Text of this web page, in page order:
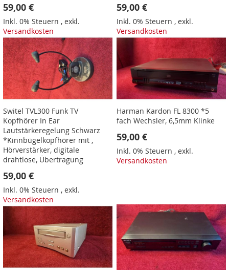
59,00 €
Inkl. 0% Steuern , exkl.
Versandkosten
59,00 €
Inkl. 0% Steuern ,exkl.
Versandkosten
Switel TVL300 Funk TV
Kopfhörer In Ear
Lautstärkeregelung Schwarz
*Kinnbügelkopfhörer mit ,
Hörverstärker, digitale
drahtlose, Übertragung
59,00 €
Inkl. 0% Steuern , exkl.
Versandkosten
Harman Kardon FL 8300 *5
fach Wechsler, 6,5mm Klinke
59,00 €
Inkl. 0% Steuern ,exkl.
Versandkosten